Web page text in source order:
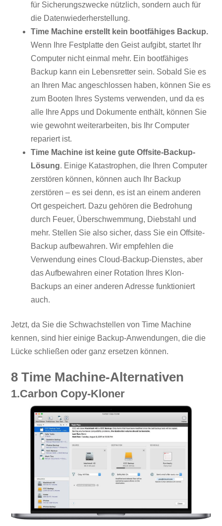
für Sicherungszwecke nützlich, sondern auch für
die Datenwiederherstellung.
Time Machine erstellt kein bootfähiges Backup.
Wenn Ihre Festplatte den Geist aufgibt, startet Ihr
Computer nicht einmal mehr. Ein bootfähiges
Backup kann ein Lebensretter sein. Sobald Sie es
an Ihren Mac angeschlossen haben, können Sie es
zum Booten Ihres Systems verwenden, und da es
alle Ihre Apps und Dokumente enthält, können Sie
wie gewohnt weiterarbeiten, bis Ihr Computer
repariert ist.
Time Machine ist keine gute Offsite-Backup-
Lösung. Einige Katastrophen, die Ihren Computer
zerstören können, können auch Ihr Backup
zerstören – es sei denn, es ist an einem anderen
Ort gespeichert. Dazu gehören die Bedrohung
durch Feuer, Überschwemmung, Diebstahl und
mehr. Stellen Sie also sicher, dass Sie ein Offsite-
Backup aufbewahren. Wir empfehlen die
Verwendung eines Cloud-Backup-Dienstes, aber
das Aufbewahren einer Rotation Ihres Klon-
Backups an einer anderen Adresse funktioniert
auch.
Jetzt, da Sie die Schwachstellen von Time Machine
kennen, sind hier einige Backup-Anwendungen, die die
Lücke schließen oder ganz ersetzen können.
8 Time Machine-Alternativen
1.Carbon Copy-Kloner